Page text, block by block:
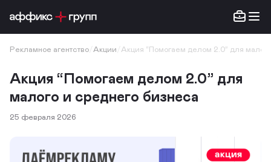
Рекламное агентство Акции Акция “Помогаем делом 2.0” для
Акция “Помогаем делом 2.0” для
малого и среднего бизнеса
25 февраля 2026